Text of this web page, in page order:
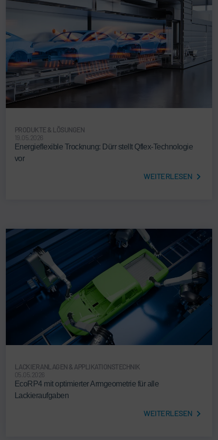
PRODUKTE & LÖSUNGEN
19.05.2026
Energieflexible Trocknung: Dürr stellt Qflex-Technologie
vor
WEITERLESEN
LACKIERANLAGEN & APPLIKATIONSTECHNIK
05.05.2026
EcoRP4 mit optimierter Armgeometrie für alle
Lackieraufgaben
WEITERLESEN